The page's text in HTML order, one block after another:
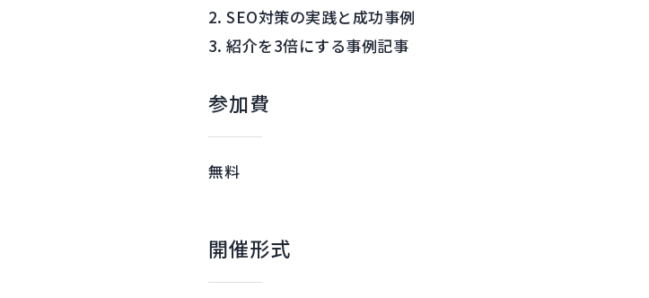
SEO対策の実践と成功事例
紹介を3倍にする事例記事
参加費
無料
開催形式